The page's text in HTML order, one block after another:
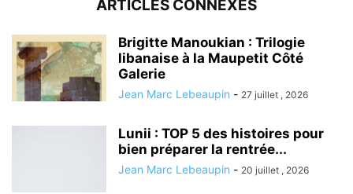
ARTICLES CONNEXES
Brigitte Manoukian : Trilogie
libanaise à la Maupetit Côté
Galerie
Jean Marc Lebeaupin - 27 juillet , 2026
Lunii : TOP 5 des histoires pour
bien préparer la rentrée...
Jean Marc Lebeaupin - 20 juillet , 2026